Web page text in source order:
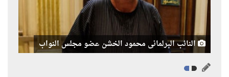
النائب البرلمانى محمود الخشن عضو مجلس النواب